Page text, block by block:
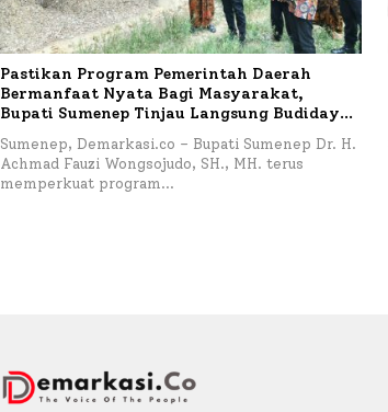
Pastikan Program Pemerintah Daerah
Bermanfaat Nyata Bagi Masyarakat,
Bupati Sumenep Tinjau Langsung Budidaya
Sumenep, Demarkasi.co – Bupati Sumenep Dr. H.
Achmad Fauzi Wongsojudo, SH., MH. terus
memperkuat program…